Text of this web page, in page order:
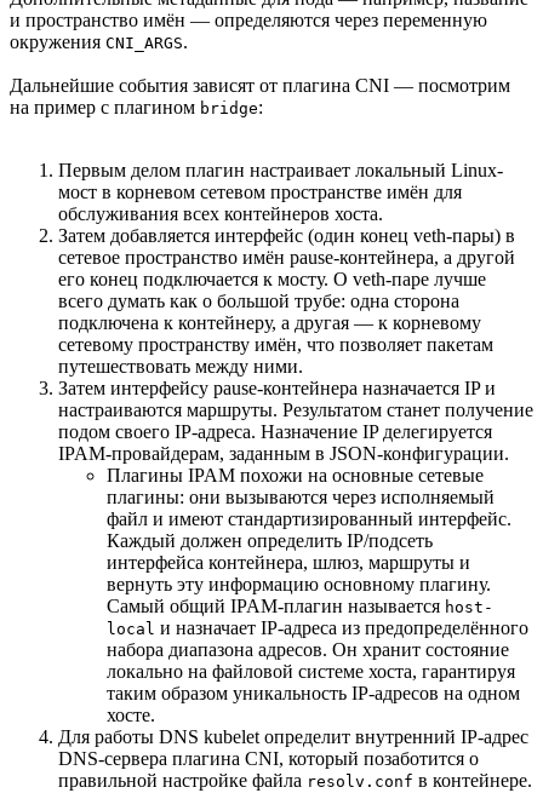
и пространство имён — определяются через переменную
окружения CNI_ARGS.
Дальнейшие события зависят от плагина CNI — посмотрим
на пример с плагином bridge:
Первым делом плагин настраивает локальный Linux-
мост в корневом сетевом пространстве имён для
обслуживания всех контейнеров хоста.
Затем добавляется интерфейс (один конец veth-пары) в
сетевое пространство имён pause-контейнера, а другой
его конец подключается к мосту. О veth-паре лучше
всего думать как о большой трубе: одна сторона
подключена к контейнеру, а другая — к корневому
сетевому пространству имён, что позволяет пакетам
путешествовать между ними.
Затем интерфейсу pause-контейнера назначается IP и
настраиваются маршруты. Результатом станет получение
подом своего IP-адреса. Назначение IP делегируется
IPAM-провайдерам, заданным в JSON-конфигурации.
Плагины IPAM похожи на основные сетевые
плагины: они вызываются через исполняемый
файл и имеют стандартизированный интерфейс.
Каждый должен определить IP/подсеть
интерфейса контейнера, шлюз, маршруты и
вернуть эту информацию основному плагину.
Самый общий IPAM-плагин называется host-
local и назначает IP-адреса из предопределённого
набора диапазона адресов. Он хранит состояние
локально на файловой системе хоста, гарантируя
таким образом уникальность IP-адресов на одном
хосте.
Для работы DNS kubelet определит внутренний IP-адрес
DNS-сервера плагина CNI, который позаботится о
правильной настройке файла resolv.conf в контейнере.